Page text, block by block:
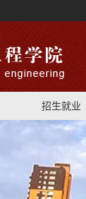
招生就业